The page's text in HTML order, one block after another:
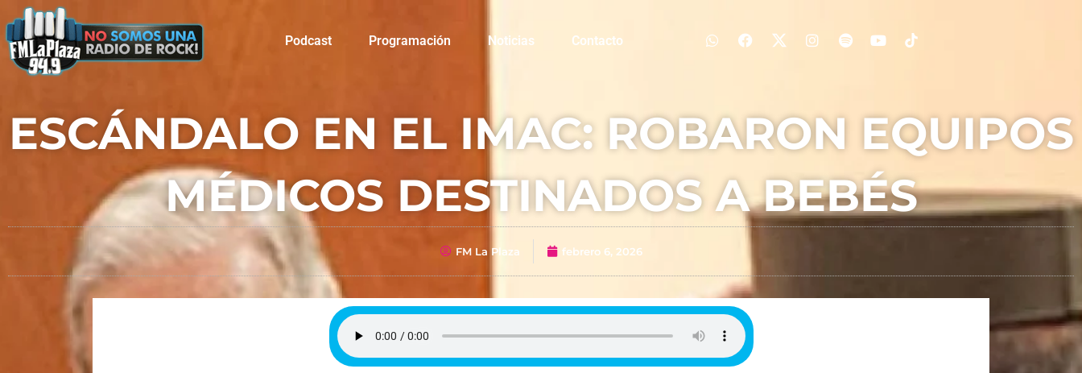
Podcast Programación Noticias Contacto
ESCÁNDALO EN EL IMAC: ROBARON EQUIPOS
MÉDICOS DESTINADOS A BEBÉS
FM La Plaza febrero 6, 2026